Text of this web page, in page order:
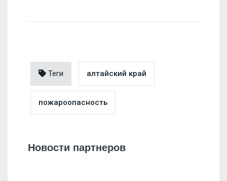
Теги алтайский край
пожароопасность
Новости партнеров